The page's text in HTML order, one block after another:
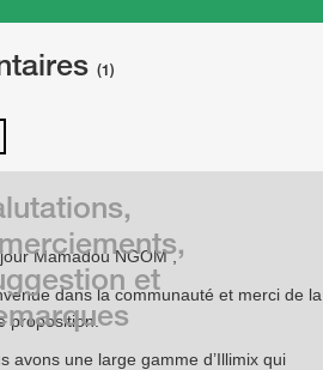
(1)
Mamadou NGOM ,
dans la communauté et merci de la
proposition.
avons une large gamme d’Illimix qui
et